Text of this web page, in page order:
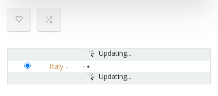
Updating...
Updating...
Italy -